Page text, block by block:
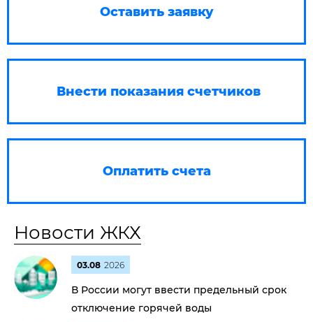
Оставить заявку
Внести показания счетчиков
Оплатить счета
Новости ЖКХ
03.08 2026
В России могут ввести предельный срок
отключение горячей воды